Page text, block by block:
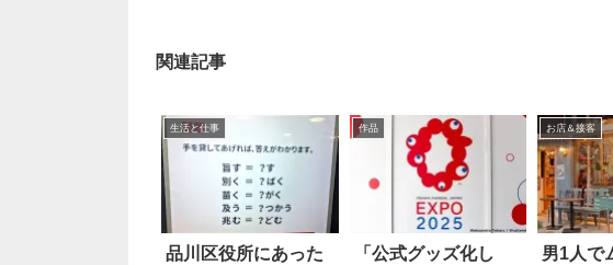
関連記事
生活と仕事
品川区役所にあった
作品
「公式グッズ化し
お店＆接客
男1人で